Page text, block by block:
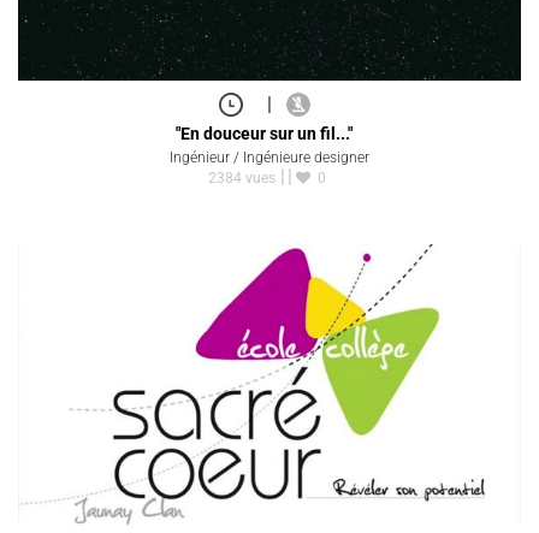
|
"En douceur sur un fil..."
Ingénieur / Ingénieure designer
2384 vues
0